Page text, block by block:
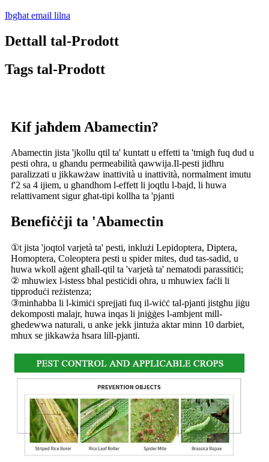
Ibgħat email lilna
Dettall tal-Prodott
Tags tal-Prodott
Kif jaħdem Abamectin?
Abamectin jista 'jkollu qtil ta' kuntatt u effetti ta 'tmigħ fuq dud u
pesti oħra, u għandu permeabilità qawwija.Il-pesti jidhru
paralizzati u jikkawżaw inattività u inattività, normalment imutu
f'2 sa 4 ijiem, u għandhom l-effett li joqtlu l-bajd, li huwa
relattivament sigur għat-tipi kollha ta 'pjanti
Benefiċċji ta 'Abamectin
①t jista 'joqtol varjetà ta' pesti, inklużi Lepidoptera, Diptera,
Homoptera, Coleoptera pesti u spider mites, dud tas-sadid, u
huwa wkoll aġent għall-qtil ta 'varjetà ta' nematodi parassitiċi;
② mhuwiex l-istess bħal pestiċidi oħra, u mhuwiex faċli li
tipproduċi reżistenza;
③minħabba li l-kimiċi sprejjati fuq il-wiċċ tal-pjanti jistgħu jiġu
dekomposti malajr, huwa inqas li jniġġes l-ambjent mill-
għedewwa naturali, u anke jekk jintuża aktar minn 10 darbiet,
mhux se jikkawża ħsara lill-pjanti.